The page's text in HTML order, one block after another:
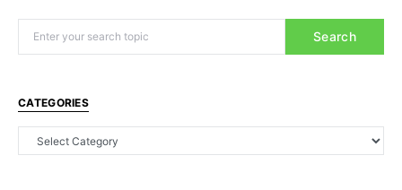
Search
CATEGORIES